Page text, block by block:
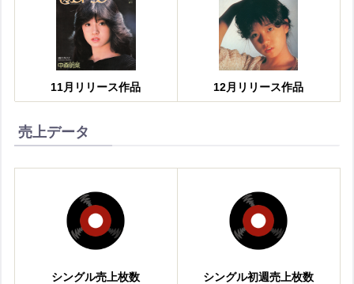
11月リリース作品 12月リリース作品
売上データ
シングル売上枚数 シングル初週売上枚数